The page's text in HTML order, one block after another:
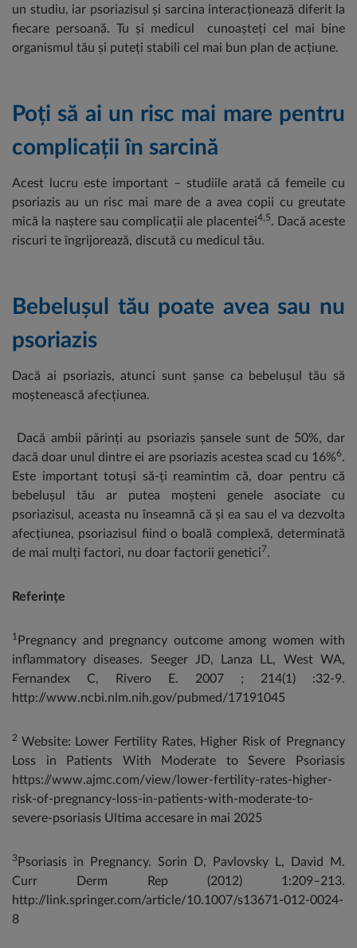
un studiu, iar psoriazisul și sarcina interacționează diferit la
fiecare persoană. Tu și medicul cunoașteți cel mai bine
organismul tău și puteți stabili cel mai bun plan de acțiune.
Poți să ai un risc mai mare pentru
complicații în sarcină
Acest lucru este important – studiile arată că femeile cu
psoriazis au un risc mai mare de a avea copii cu greutate
mică la naștere sau complicații ale placentei4,5. Dacă aceste
riscuri te îngrijorează, discută cu medicul tău.
Bebelușul tău poate avea sau nu
psoriazis
Dacă ai psoriazis, atunci sunt șanse ca bebelușul tău să
moștenească afecțiunea.
Dacă ambii părinți au psoriazis șansele sunt de 50%, dar
dacă doar unul dintre ei are psoriazis acestea scad cu 16%6.
Este important totuși să-ți reamintim că, doar pentru că
bebelușul tău ar putea moșteni genele asociate cu
psoriazisul, aceasta nu înseamnă că și ea sau el va dezvolta
afecțiunea, psoriazisul fiind o boală complexă, determinată
de mai mulți factori, nu doar factorii genetici7.
Referințe
1 Pregnancy and pregnancy outcome among women with
inflammatory diseases. Seeger JD, Lanza LL, West WA,
Fernandex C, Rivero E. 2007 ; 214(1) :32-9.
http://www.ncbi.nlm.nih.gov/pubmed/17191045
2 Website: Lower Fertility Rates, Higher Risk of Pregnancy
Loss in Patients With Moderate to Severe Psoriasis
https://www.ajmc.com/view/lower-fertility-rates-higher-
risk-of-pregnancy-loss-in-patients-with-moderate-to-
severe-psoriasis Ultima accesare in mai 2025
3 Psoriasis in Pregnancy. Sorin D, Pavlovsky L, David M.
Curr Derm Rep (2012) 1:209–213.
http://link.springer.com/article/10.1007/s13671-012-0024-
8